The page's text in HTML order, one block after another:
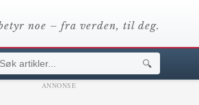
noe – fra verden, til deg.
🔍
ANNONSE